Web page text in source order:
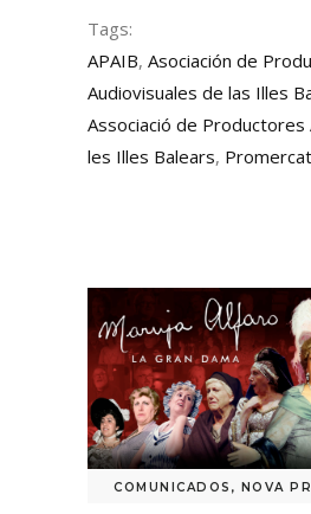
Tags:
APAIB, Asociación de
Audiovisuales de las Illes
Associació de Productores
les Illes Balears, Promercat
COMUNICADOS , NOVA